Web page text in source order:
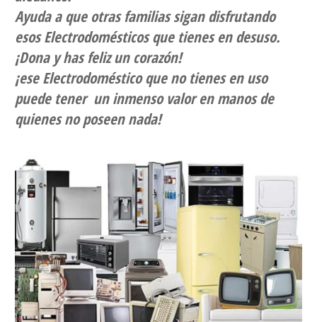
Ayuda a que otras familias sigan disfrutando
esos Electrodomésticos que tienes en desuso.
¡Dona y has feliz un corazón!
¡ese Electrodoméstico que no tienes en uso
puede tener un inmenso valor en manos de
quienes no poseen nada!